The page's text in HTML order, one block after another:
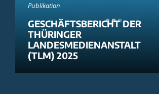
Publikation
GESCHÄFTSBERICHT DER
THÜRINGER
LANDESMEDIENANSTALT
(TLM) 2025